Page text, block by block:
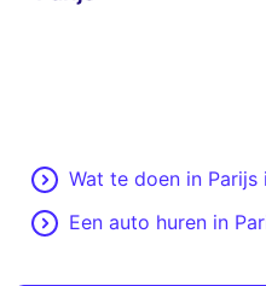
Wat te doen in Parijs
Een auto huren in